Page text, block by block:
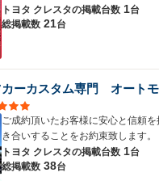
トヨタ クレスタの掲載台数 1台
総掲載数 21台
カーカスタム専門 オート
ご成約頂いたお客様に安心と信頼
き合いすることをお約束致します。
トヨタ クレスタの掲載台数 1台
総掲載数 38台